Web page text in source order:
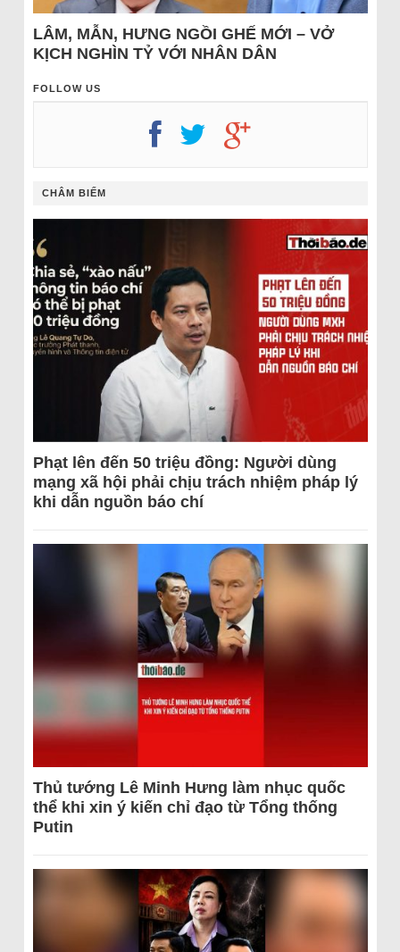
LÂM, MẪN, HƯNG NGỒI GHẾ MỚI – VỞ
KỊCH NGHÌN TỶ VỚI NHÂN DÂN
FOLLOW US
CHÂM BIẾM
Phạt lên đến 50 triệu đồng: Người dùng
mạng xã hội phải chịu trách nhiệm pháp lý
khi dẫn nguồn báo chí
Thủ tướng Lê Minh Hưng làm nhục quốc
thể khi xin ý kiến chỉ đạo từ Tổng thống
Putin